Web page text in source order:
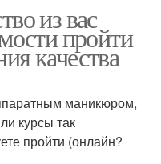
из вас
пройти
качества
маникюром,
курсы так
пройти (онлайн?